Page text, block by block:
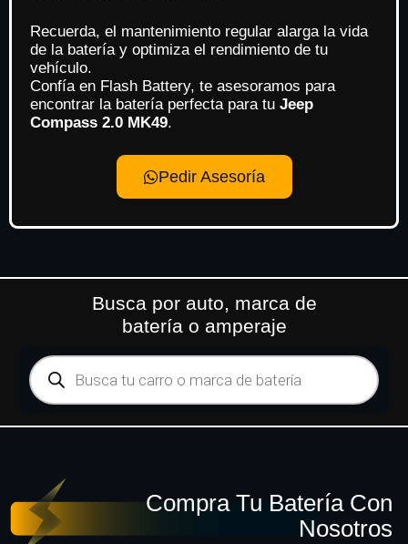
Recuerda, el mantenimiento regular alarga la vida
de la batería y optimiza el rendimiento de tu
vehículo.
Confía en Flash Battery, te asesoramos para
encontrar la batería perfecta para tu Jeep
Compass 2.0 MK49.
Pedir Asesoría
Busca por auto, marca de
batería o amperaje
Compra Tu Batería Con
Nosotros